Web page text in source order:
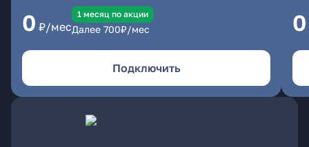
0 ₽/мес
1 месяц по акции
Далее 700₽/мес
Подключить
0